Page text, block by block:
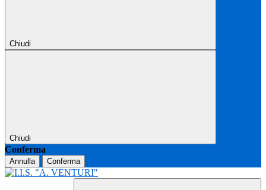
Chiudi
Chiudi
Conferma
Annulla Conferma